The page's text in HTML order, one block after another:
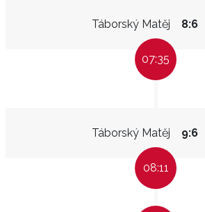
Táborský Matěj 8:6
07:35
Táborský Matěj 9:6
08:11